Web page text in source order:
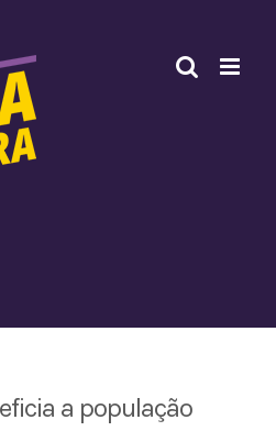
a população